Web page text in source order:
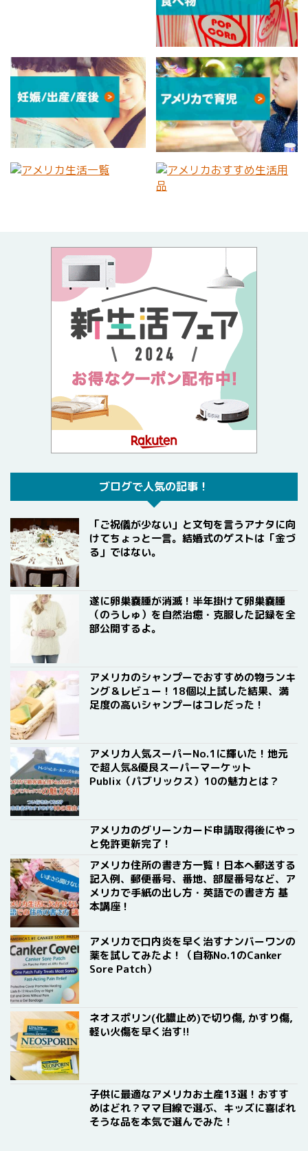
ブログで人気の記事！
「ご祝儀が少ない」と文句を言うアナタに向
けてちょっと一言。結婚式のゲストは「金づ
る」ではない。
遂に卵巣嚢腫が消滅！半年掛けて卵巣嚢腫
（のうしゅ）を自然治癒・克服した記録を全
部公開するよ。
アメリカのシャンプーでおすすめの物ランキ
ング＆レビュー！18個以上試した結果、満
足度の高いシャンプーはコレだった！
アメリカ人気スーパーNo.1に輝いた！地元
で超人気&優良スーパーマーケット
Publix（パブリックス）10の魅力とは？
アメリカのグリーンカード申請取得後にやっ
と免許更新完了！
アメリカ住所の書き方一覧！日本へ郵送する
記入例、郵便番号、番地、部屋番号など、ア
メリカで手紙の出し方・英語での書き方 基
本講座！
アメリカで口内炎を早く治すナンバーワンの
薬を試してみたよ！（自称No.1のCanker
Sore Patch）
ネオスポリン(化膿止め)で切り傷, かすり傷,
軽い火傷を早く治す!!
子供に最適なアメリカお土産13選！おすす
めはどれ？ママ目線で選ぶ、キッズに喜ばれ
そうな品を本気で選んでみた！